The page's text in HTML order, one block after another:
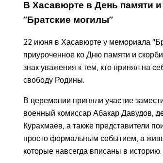
В Хасавюрте в День памяти
"Братские могилы"
22 июня в Хасавюрте у мемориала
приуроченное ко Дню памяти и
знак уважения к тем, кто принял на
свободу Родины.
В церемонии приняли участие
военный комиссар Абакар Давудов,
Курахмаев, а также представители
просто формальным событием, а
которые навсегда вписаны в историю.